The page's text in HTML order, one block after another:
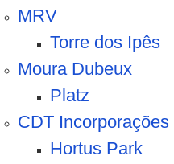
MRV
Torre dos Ipês
Moura Dubeux
Platz
CDT Incorporações
Hortus Park